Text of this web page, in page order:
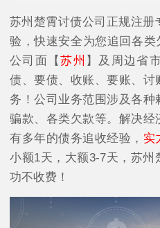
苏州楚霄讨债公司正规注
验，快速安全为您追回各类
公司面【苏州 】及周边省
债、要债、收账、要账、
务！公司业务范围涉及各
骗款、各类欠款等。解决
有多年的债务追收经验， 实
小额1天，大额3-7天，苏
功不收费！